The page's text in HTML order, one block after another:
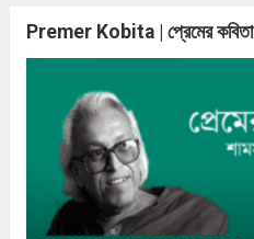
Premer Kobita | প্রেমের কবিতা